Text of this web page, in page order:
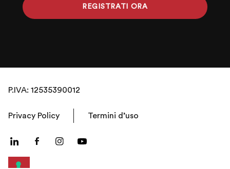
REGISTRATI ORA
P.IVA: 12535390012
Privacy Policy Termini d’uso